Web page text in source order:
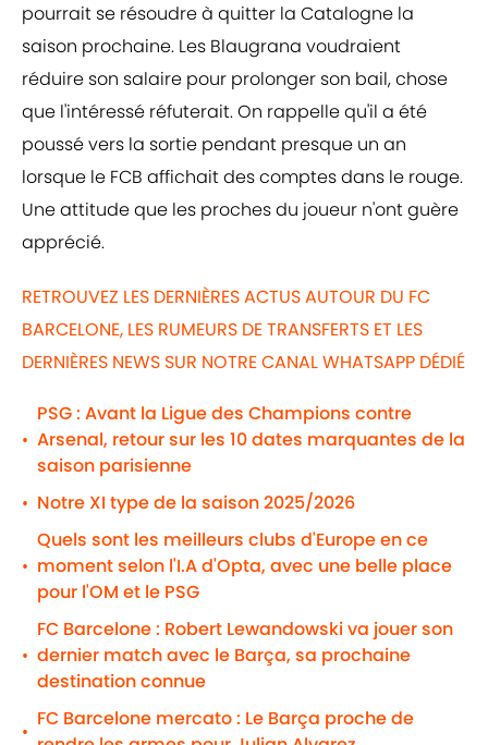
pourrait se résoudre à quitter la Catalogne la
saison prochaine. Les Blaugrana voudraient
réduire son salaire pour prolonger son bail, chose
que l'intéressé réfuterait. On rappelle qu'il a été
poussé vers la sortie pendant presque un an
lorsque le FCB affichait des comptes dans le rouge.
Une attitude que les proches du joueur n'ont guère
apprécié.
RETROUVEZ LES DERNIÈRES ACTUS AUTOUR DU FC
BARCELONE, LES RUMEURS DE TRANSFERTS ET LES
DERNIÈRES NEWS SUR NOTRE CANAL WHATSAPP DÉDIÉ
•
PSG : Avant la Ligue des Champions contre
Arsenal, retour sur les 10 dates marquantes de la
saison parisienne
• Notre XI type de la saison 2025/2026
•
Quels sont les meilleurs clubs d'Europe en ce
moment selon l'I.A d'Opta, avec une belle place
pour l'OM et le PSG
•
FC Barcelone : Robert Lewandowski va jouer son
dernier match avec le Barça, sa prochaine
destination connue
•
FC Barcelone mercato : Le Barça proche de